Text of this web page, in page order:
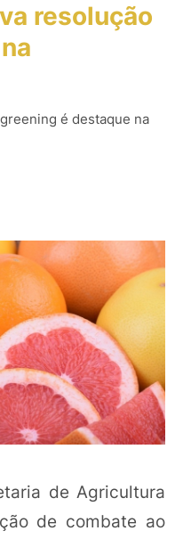
resolução
é destaque na
de Agricultura
de combate ao